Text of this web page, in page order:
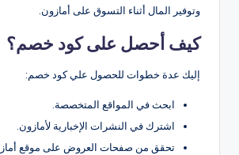
وتوفير المال أثناء التسوق على أمازون.
كيف أحصل على كود خصم؟
إليك عدة خطوات للحصول علي كود خصم:
ابحث في المواقع المتخصصة.
اشترك في النشرات الإخبارية لأمازون.
تحقق من صفحات العروض على موقع